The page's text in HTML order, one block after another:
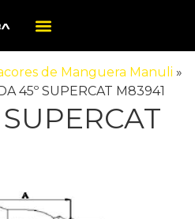
de Manguera Manuli »
45º SUPERCAT M83941